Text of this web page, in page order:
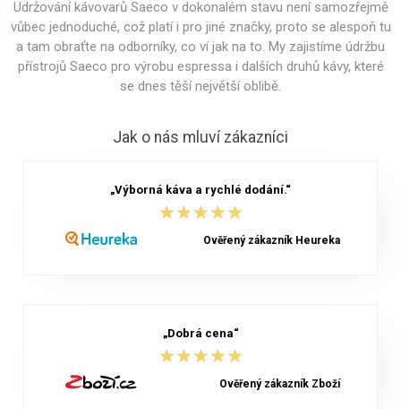
Udržování kávovarů Saeco v dokonalém stavu není samozřejmě
vůbec jednoduché, což platí i pro jiné značky, proto se alespoň tu
a tam obraťte na odborníky, co ví jak na to. My zajistíme údržbu
přístrojů Saeco pro výrobu espressa i dalších druhů kávy, které
se dnes těší největší oblibě.
Jak o nás mluví zákazníci
„Výborná káva a rychlé dodání.“
★★★★★
★★★★★
Ověřený zákazník Heureka
„Dobrá cena“
★★★★★
★★★★★
Ověřený zákazník Zboží